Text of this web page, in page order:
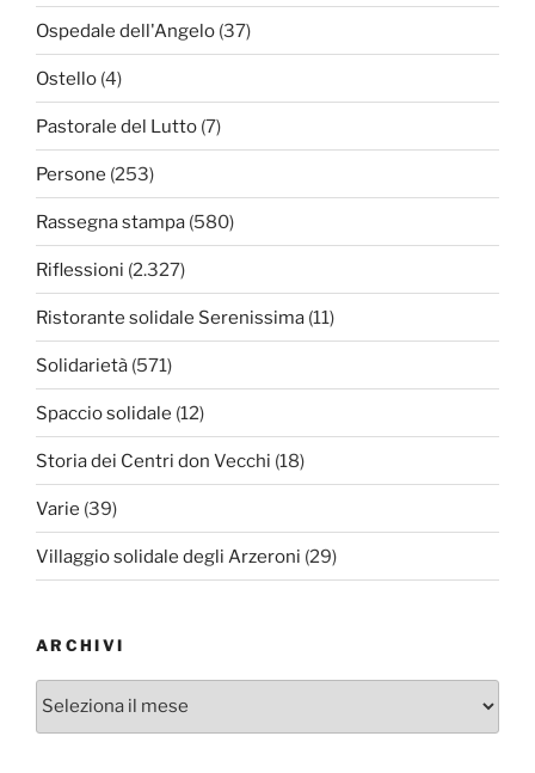
Ospedale dell'Angelo (37)
Ostello (4)
Pastorale del Lutto (7)
Persone (253)
Rassegna stampa (580)
Riflessioni (2.327)
Ristorante solidale Serenissima (11)
Solidarietà (571)
Spaccio solidale (12)
Storia dei Centri don Vecchi (18)
Varie (39)
Villaggio solidale degli Arzeroni (29)
ARCHIVI
Archivi